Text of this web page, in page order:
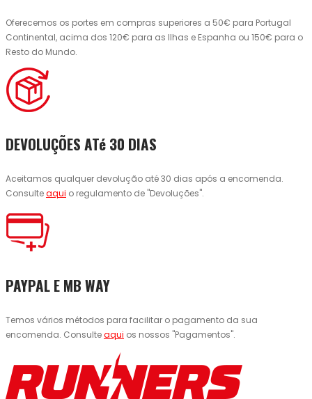
Oferecemos os portes em compras superiores a 50€ para Portugal
Continental, acima dos 120€ para as Ilhas e Espanha ou 150€ para o
Resto do Mundo.
DEVOLUÇÕES ATé 30 DIAS
Aceitamos qualquer devolução até 30 dias após a encomenda.
Consulteaqui o regulamento de "Devoluções".
PAYPAL E MB WAY
Temos vários métodos para facilitar o pagamento da sua
encomenda. Consulteaqui os nossos "Pagamentos".